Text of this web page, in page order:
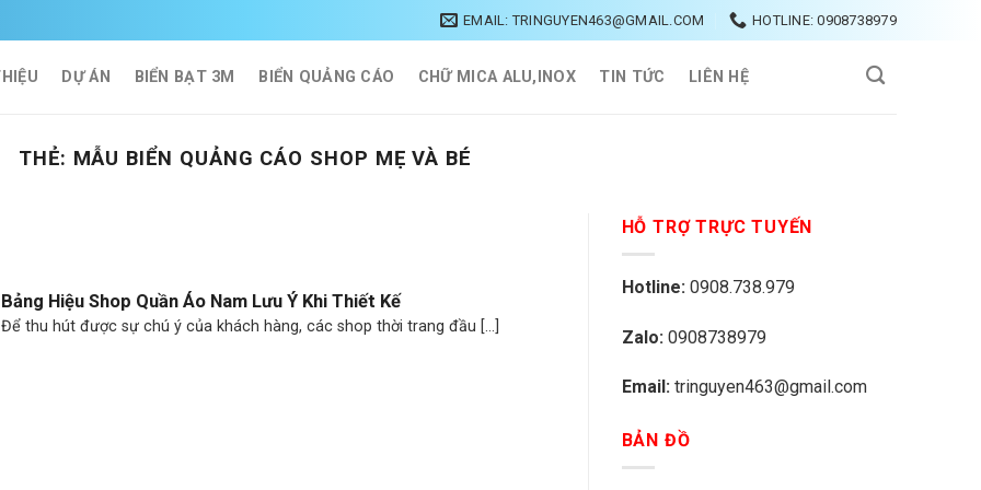
EMAIL: TRINGUYEN463@GMAIL.COM HOTLINE: 0908738979
DỰ ÁN BIỂN BẠT 3M BIỂN QUẢNG CÁO CHỮ MICA ALU,INOX TIN TỨC LIÊN HỆ
THẺ: MẪU BIỂN QUẢNG CÁO SHOP MẸ VÀ BÉ
Bảng Hiệu Shop Quần Áo Nam Lưu Ý Khi Thiết Kế
Để thu hút được sự chú ý của khách hàng, các shop thời trang đầu [...]
HỖ TRỢ TRỰC TUYẾN
Hotline: 0908.738.979
Zalo: 0908738979
Email: tringuyen463@gmail.com
BẢN ĐỒ